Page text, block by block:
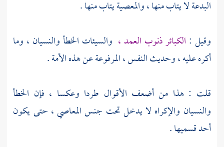
البدعة لا يتاب منها ، والمعصية يتاب منها .
وقيل : الكبائر ذنوب العمد ، والسيئات الخطأ والنسيان ، وما
أكره عليه ، وحديث النفس ، المرفوعة عن هذه الأمة .
قلت : هذا من أضعف الأقوال طردا وعكسا ، فإن الخطأ
والنسيان والإكراه لا يدخل تحت جنس المعاصي ، حتى يكون
أحد قسميها .